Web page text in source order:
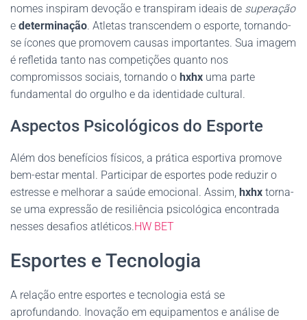
nomes inspiram devoção e transpiram ideais de superação
e determinação. Atletas transcendem o esporte, tornando-
se ícones que promovem causas importantes. Sua imagem
é refletida tanto nas competições quanto nos
compromissos sociais, tornando o hxhx uma parte
fundamental do orgulho e da identidade cultural.
Aspectos Psicológicos do Esporte
Além dos benefícios físicos, a prática esportiva promove
bem-estar mental. Participar de esportes pode reduzir o
estresse e melhorar a saúde emocional. Assim, hxhx torna-
se uma expressão de resiliência psicológica encontrada
nesses desafios atléticos.HW BET
Esportes e Tecnologia
A relação entre esportes e tecnologia está se
aprofundando. Inovação em equipamentos e análise de